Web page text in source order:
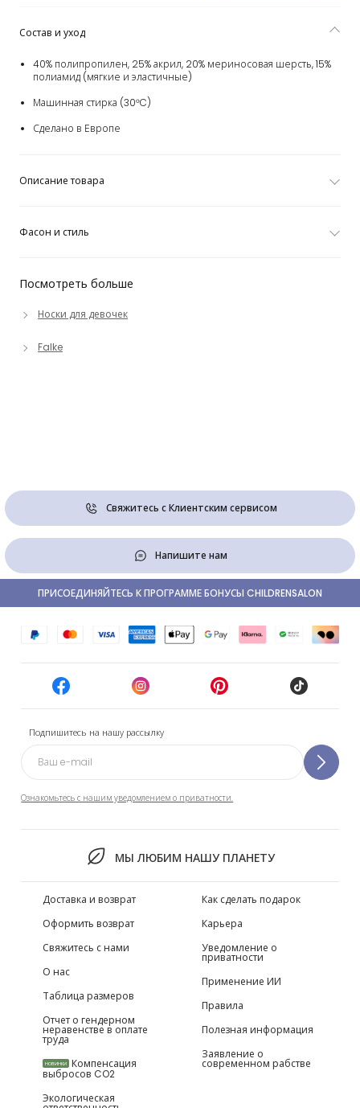
Посмотреть больше
Носки для девочек
Falke
Состав и уход
40% полипропилен, 25% акрил, 20% мериносовая шерсть, 15%
полиамид (мягкие и эластичные)
Машинная стирка (30°C)
Сделано в Европе
Описание товара
Фасон и стиль
Свяжитесь с Клиентским сервисом
Напишите нам
Подпишитесь на нашу рассылку
Ознакомьтесь с нашим уведомлением о приватности.
МЫ ЛЮБИМ НАШУ ПЛАНЕТУ
ПРИСОЕДИНЯЙТЕСЬ К ПРОГРАММЕ БОНУСЫ CHILDRENSALON
Доставка и возврат
Оформить возврат
Свяжитесь с нами
О нас
Таблица размеров
Отчет о гендерном
неравенстве в оплате
труда
НОВИНКИ Компенсация
выбросов CO2
Экологическая
Как сделать подарок
Карьера
Уведомление о
приватности
Применение ИИ
Правила
Полезная информация
Заявление о
современном рабстве